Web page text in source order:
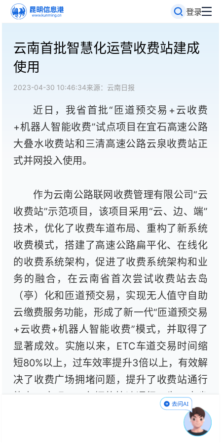
登录
云南首批智慧化运营收费站建成
使用
2023-04-30 10:46:34来源：云南日报
近日，我省首批“匝道预交易+云收费
+机器人智能收费”试点项目在宜石高速公路
大叠水收费站和三清高速公路云泉收费站正
式并网投入使用。
作为云南公路联网收费管理有限公司“云
收费站”示范项目，该项目采用“云、边、端”
技术，优化了收费车道布局、重构了新系统
收费模式，搭建了高速公路扁平化、在线化
的收费系统架构，促进了收费系统架构和业
务的融合，在云南省首次尝试收费站去岛
（亭）化和匝道预交易，实现无人值守自助
云缴费服务功能，形成了新一代“匝道预交易
+云收费+机器人智能收费”模式，并取得了
显著成效。实施以来，ETC车道交易时间缩
短80%以上，过车效率提升3倍以上，有效解
决了收费广场拥堵问题，提升了收费站通行
能力，实现ETC车辆的快速通行，为云南省
高速公路“数字化”“智慧化”建设作出了积极贡